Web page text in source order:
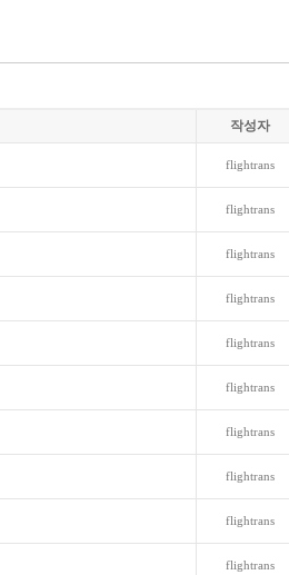
작성자
flightrans
flightrans
flightrans
flightrans
flightrans
flightrans
flightrans
flightrans
flightrans
flightrans